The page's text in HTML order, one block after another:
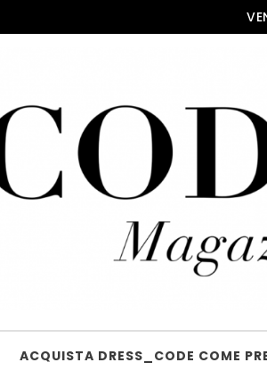
ACQUISTA DRESS_CODE COME